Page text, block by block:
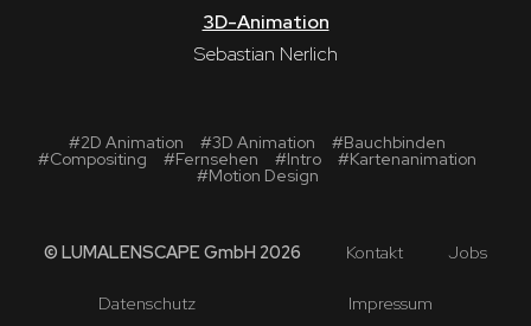
3D-Animation
Sebastian Nerlich
#2D Animation #3D Animation #Bauchbinden
#Compositing #Fernsehen #Intro #Kartenanimation
#Motion Design
© LUMALENSCAPE GmbH 2026 Kontakt Jobs
Datenschutz Impressum